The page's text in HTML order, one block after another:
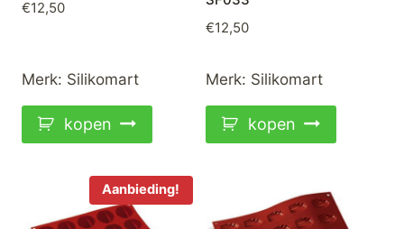
€12,50
Merk: Silikomart
kopen
€12,50
Merk: Silikomart
kopen
Aanbieding!